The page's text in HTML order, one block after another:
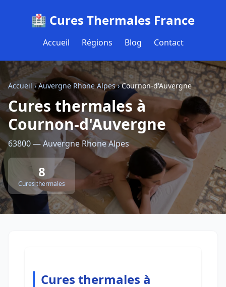
🏥 Cures Thermales France
Accueil Régions Blog Contact
Accueil ›Auvergne Rhone Alpes›Cournon-d'Auvergne
Cures thermales à
Cournon-d'Auvergne
63800 — Auvergne Rhone Alpes
8
Cures thermales
Cures thermales à